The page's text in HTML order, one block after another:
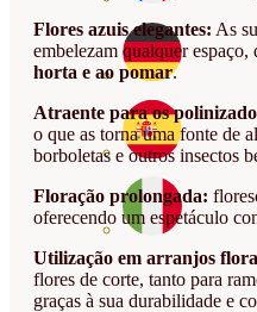
Flores azuis elegantes: As
embelezam qualquer
horta e ao pomar.
Atraente para os
o que as torna uma fonte de
borboletas e outros insectos
Floração prolongada:
oferecendo um espetáculo
Utilização em arranjos
flores de corte, tanto para
graças à sua durabilidade e